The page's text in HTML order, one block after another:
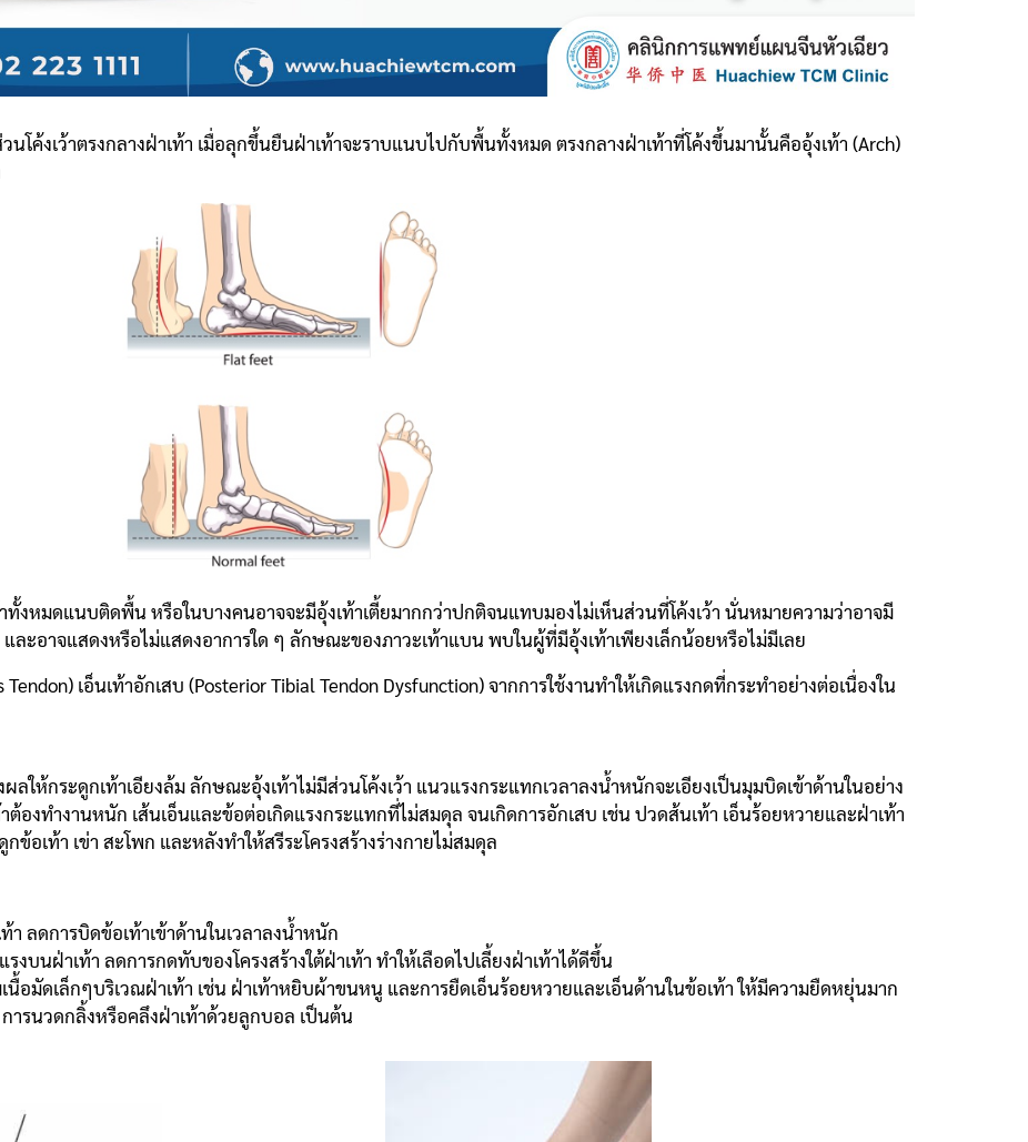
โค้งเว้าตรงกลางฝ่าเท้า เมื่อลุกขึ้นยืนฝ่าเท้าจะราบแนบไปกับพื้นทั้งหมด ตรงกลางฝ่าเท้าที่โค้งขึ้นมานั้นคืออุ้งเท้า (Arch)
งหมดแนบติดพื้น หรือในบางคนอาจจะมีอุ้งเท้าเตี้ยมากกว่าปกติจนแทบมองไม่เห็นส่วนที่โค้งเว้า นั่นหมายความว่าอาจมี
ะอาจแสดงหรือไม่แสดงอาการใด ๆ ลักษณะของภาวะเท้าแบน พบในผู้ที่มีอุ้งเท้าเพียงเล็กน้อยหรือไม่มีเลย
เอ็นเท้าอักเสบ (Posterior Tibial Tendon Dysfunction) จากการใช้งานทำให้เกิดแรงกดที่กระทำอย่างต่อเนื่องใน
ลให้กระดูกเท้าเอียงล้ม ลักษณะอุ้งเท้าไม่มีส่วนโค้งเว้า แนวแรงกระแทกเวลาลงน้ำหนักจะเอียงเป็นมุมบิดเข้าด้านในอย่าง
องทำงานหนัก เส้นเอ็นและข้อต่อเกิดแรงกระแทกที่ไม่สมดุล จนเกิดการอักเสบ เช่น ปวดส้นเท้า เอ็นร้อยหวายและฝ่าเท้า
ข้อเท้า เข่า สะโพก และหลังทำให้สรีระโครงสร้างร่างกายไม่สมดุล
ลดการบิดข้อเท้าเข้าด้านในเวลาลงน้ำหนัก
งบนฝ่าเท้า ลดการกดทับของโครงสร้างใต้ฝ่าเท้า ทำให้เลือดไปเลี้ยงฝ่าเท้าได้ดีขึ้น
นื้อมัดเล็กๆบริเวณฝ่าเท้า เช่น ฝ่าเท้าหยิบผ้าขนหนู และการยืดเอ็นร้อยหวายและเอ็นด้านในข้อเท้า ให้มีความยืดหยุ่นมาก
ารนวดกลิ้งหรือคลึงฝ่าเท้าด้วยลูกบอล เป็นต้น